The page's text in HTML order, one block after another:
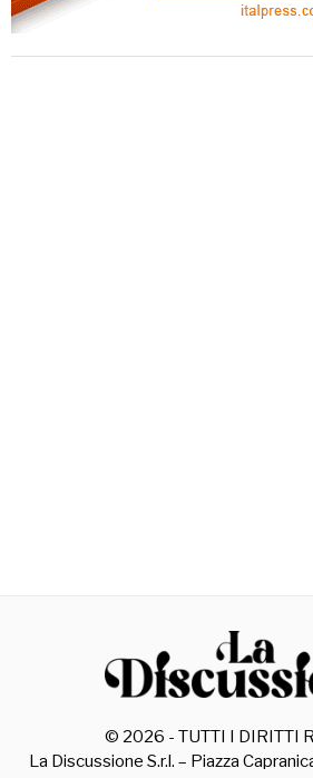
© 2026 - TUTTI I DIRITTI
La Discussione S.r.l. – Piazza